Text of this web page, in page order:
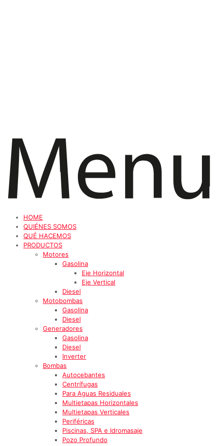
HOME
QUIÉNES SOMOS
QUÉ HACEMOS
PRODUCTOS
Motores
Gasolina
Eje Horizontal
Eje Vertical
Diesel
Motobombas
Gasolina
Diesel
Generadores
Gasolina
Diesel
Inverter
Bombas
Autocebantes
Centrífugas
Para Aguas Residuales
Multietapas Horizontales
Multietapas Verticales
Periféricas
Piscinas, SPA e Idromasaje
Pozo Profundo